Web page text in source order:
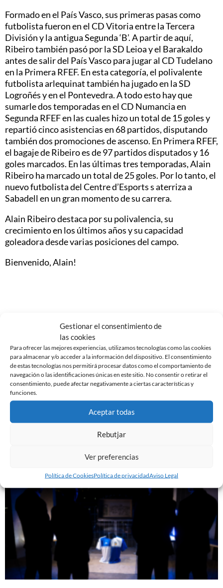
Gestionar el consentimiento de
las cookies
Para ofrecer las mejores experiencias, utilizamos tecnologías como las cookies
para almacenar y/o acceder a la información del dispositivo. El consentimiento
de estas tecnologías nos permitirá procesar datos como el comportamiento de
navegación o las identificaciones únicas en este sitio. No consentir o retirar el
consentimiento, puede afectar negativamente a ciertas características y
funciones.
Aceptar todas
Rebutjar
Ver preferencias
Política de CookiesPolítica de privacidadAviso Legal
Formado en el País Vasco, sus primeras pasas como
futbolista fueron en el CD Vitoria entre la Tercera
División y la antigua Segunda ‘B’. A partir de aquí,
Ribeiro también pasó por la SD Leioa y el Barakaldo
antes de salir del País Vasco para jugar al CD Tudelano
en la Primera RFEF. En esta categoría, el polivalente
futbolista arlequinat también ha jugado en la SD
Logroñés y en el Pontevedra. A todo esto hay que
sumarle dos temporadas en el CD Numancia en
Segunda RFEF en las cuales hizo un total de 15 goles y
repartió cinco asistencias en 68 partidos, disputando
también dos promociones de ascenso. En Primera RFEF,
el bagaje de Ribeiro es de 97 partidos disputados y 16
goles marcados. En las últimas tres temporadas, Alain
Ribeiro ha marcado un total de 25 goles. Por lo tanto, el
nuevo futbolista del Centre d’Esports s aterriza a
Sabadell en un gran momento de su carrera.
Alain Ribeiro destaca por su polivalencia, su
crecimiento en los últimos años y su capacidad
goleadora desde varias posiciones del campo.
Bienvenido, Alain!
Noticias Relacionadas
EDGAR GONZÁLEZ, NUEVO JUGADOR DEL CE
SABADELL
7 de agosto de 2026
Leer más »
GASTÓN VALLES, NUEVO JUGADOR DEL CE
SABADELL